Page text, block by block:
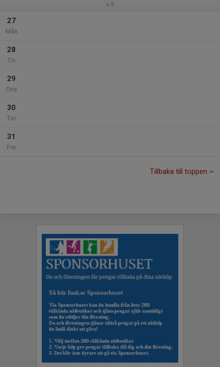
v.5
27
Mån
28
Tis
29
Ons
30
Tor
31
Fre
Tillbaka till toppen